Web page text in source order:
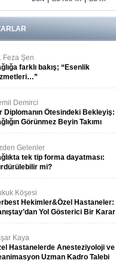
Feza Şen
farklı bakış; “Esenlik
Demirci
Diplomanın Ötesindeki Bekleyiş:
Görünmez Beyin Takımı
Gelenler
tek tip forma dayatması:
mi?
Köşesi
Hekimler&Özel Hastaneler:
Yol Gösterici Bir Karar
Kaya
Hastanelerde Anesteziyoloji ve
Uzman Kadro Talebi